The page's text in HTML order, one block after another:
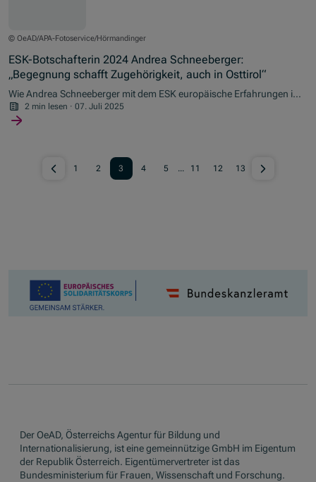
© OeAD/APA-Fotoservice/Hörmandinger
ESK-Botschafterin 2024 Andrea Schneeberger:
„Begegnung schafft Zugehörigkeit, auch in Osttirol“
Wie Andrea Schneeberger mit dem ESK europäische Erfahrungen in
ihre Heimat bringt und warum das besonders am Land zählt.
2 min lesen · 07. Juli 2025
1 2 3 4 5 ... 11 12 13
Der OeAD, Österreichs Agentur für Bildung und
Internationalisierung, ist eine gemeinnützige GmbH im Eigentum
der Republik Österreich. Eigentümervertreter ist das
Bundesministerium für Frauen, Wissenschaft und Forschung.